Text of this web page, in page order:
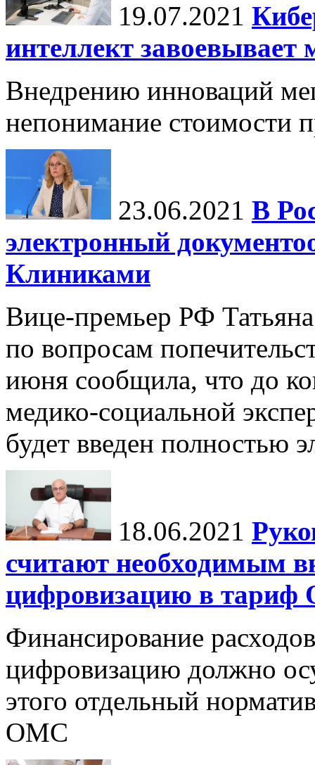
19.07.2021
интеллект завоевывает
Внедрению инноваций
непонимание стоимости
23.06.2021 В
электронный
Клиниками
Вице-премьер РФ Татьяна
по вопросам
июня сообщила, что до
медико-социальной
будет введен полностью
18.06.2021
считают необходимым
цифровизацию в
Финансирование
цифровизацию должно
этого отдельный
ОМС